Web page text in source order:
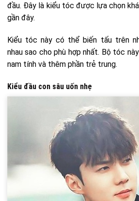
đầu. Đây là kiểu tóc được lựa chọn
gần đây.
Kiểu tóc này có thể biến tấu trên
nhau sao cho phù hợp nhất. Bộ tóc
nam tính và thêm phần trẻ trung.
Kiểu đầu con sâu uốn nhẹ